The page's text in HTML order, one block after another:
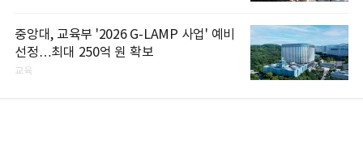
중앙대, 교육부 '2026 G-LAMP 사업' 예비
선정…최대 250억 원 확보
교육